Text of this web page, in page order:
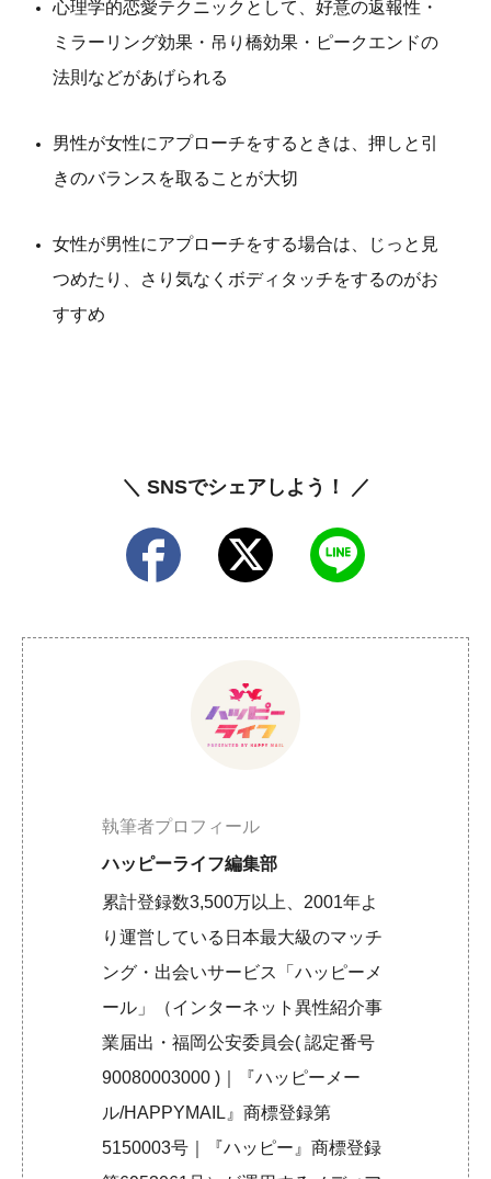
心理学的恋愛テクニックとして、好意の返報性・
ミラーリング効果・吊り橋効果・ピークエンドの
法則などがあげられる
男性が女性にアプローチをするときは、押しと引
きのバランスを取ることが大切
女性が男性にアプローチをする場合は、じっと見
つめたり、さり気なくボディタッチをするのがお
すすめ
＼ SNSでシェアしよう！ ／
執筆者プロフィール
ハッピーライフ編集部
累計登録数3,500万以上、2001年よ
り運営している日本最大級のマッチ
ング・出会いサービス「ハッピーメ
ール」（インターネット異性紹介事
業届出・福岡公安委員会( 認定番号
90080003000 )｜『ハッピーメー
ル/HAPPYMAIL』商標登録第
5150003号｜『ハッピー』商標登録